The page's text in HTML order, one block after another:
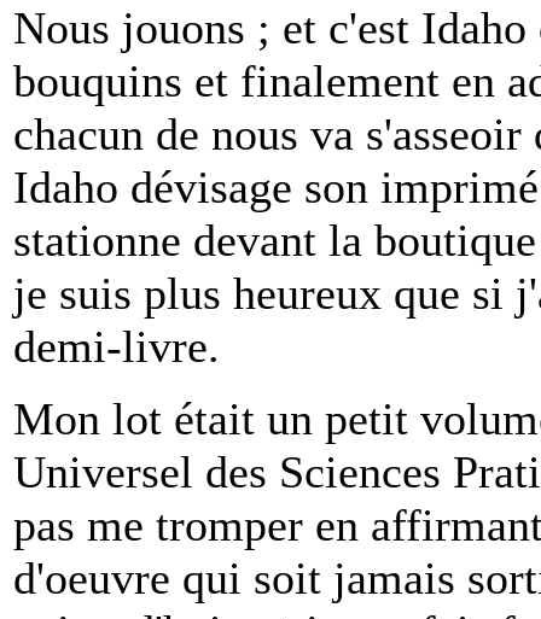
Nous jouons ; et c'est
bouquins et finalement en
chacun de nous va
Idaho dévisage son
stationne devant la
je suis plus heureux que si
demi-livre.
Mon lot était un petit
Universel des Sciences
pas me tromper en
d'oeuvre qui soit jamais